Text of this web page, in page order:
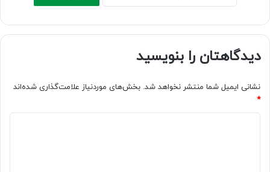
دیدگاهتان را بنویسید
نشانی ایمیل شما منتشر نخواهد شد. بخش‌های موردنیاز علامت‌گذاری شده‌اند
*